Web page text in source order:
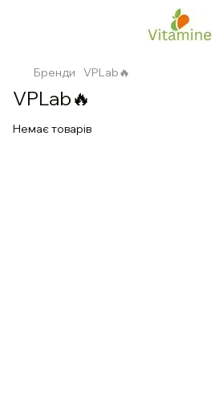
Бренди VPLab🔥
VPLab🔥
Немає товарів